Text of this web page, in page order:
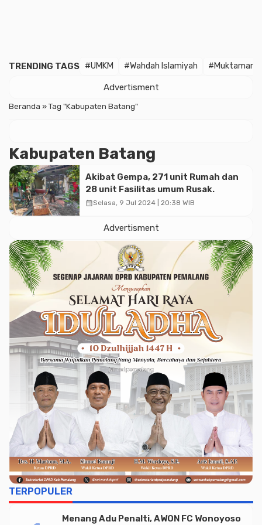
TRENDING TAGS #UMKM #Wahdah Islamiyah #Muktamar
Advertisment
Beranda »Tag "Kabupaten Batang"
Kabupaten Batang
Akibat Gempa, 271 unit Rumah dan
28 unit Fasilitas umum Rusak.
calendar_monthSelasa, 9 Jul 2024 | 20:38 WIB
Advertisment
TERPOPULER
Menang Adu Penalti, AWON FC Wonoyoso